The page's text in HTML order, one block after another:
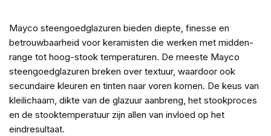
Mayco steengoedglazuren bieden diepte, finesse en
betrouwbaarheid voor keramisten die werken met midden-
range tot hoog-stook temperaturen. De meeste Mayco
steengoedglazuren breken over textuur, waardoor ook
secundaire kleuren en tinten naar voren komen. De keus van
kleilichaam, dikte van de glazuur aanbreng, het stookproces
en de stooktemperatuur zijn allen van invloed op het
eindresultaat.